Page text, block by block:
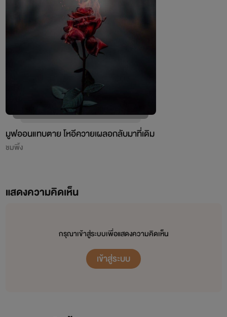
มูฟออนแทบตาย โหอีควายเผลอกลับมาที่เดิม
ชมพิ้ง
แสดงความคิดเห็น
กรุณาเข้าสู่ระบบเพื่อแสดงความคิดเห็น
เข้าสู่ระบบ